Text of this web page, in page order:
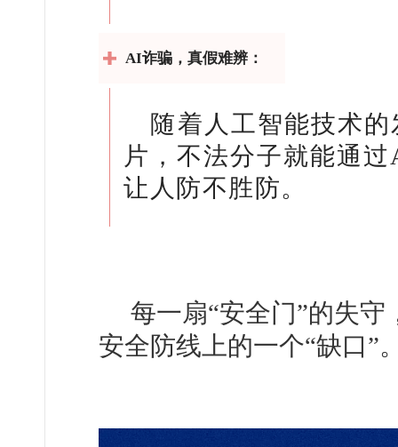
AI诈骗，真假难辨：
随着人工智能技术
片，不法分子就能通
让人防不胜防。
每一扇“安全门”的失
安全防线上的一个“缺口”